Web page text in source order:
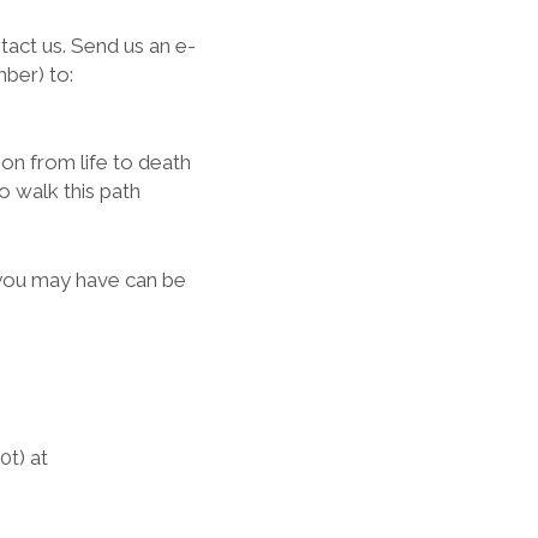
us. Send us an e-
to:
from life to death
walk this path
may have can be
at